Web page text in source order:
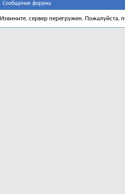
Сообщение форума
Извините, сервер перегружен. Пожалуйста,